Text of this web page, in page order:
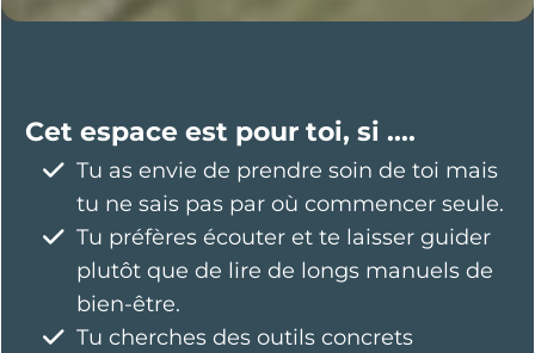
Cet espace est pour toi, si ....
Tu as envie de prendre soin de toi mais
tu ne sais pas par où commencer seule.
Tu préfères écouter et te laisser guider
plutôt que de lire de longs manuels de
bien-être.
Tu cherches des outils concrets